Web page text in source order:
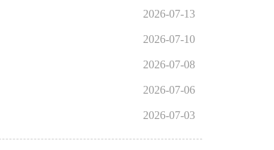
2026-07-13
2026-07-10
2026-07-08
2026-07-06
2026-07-03